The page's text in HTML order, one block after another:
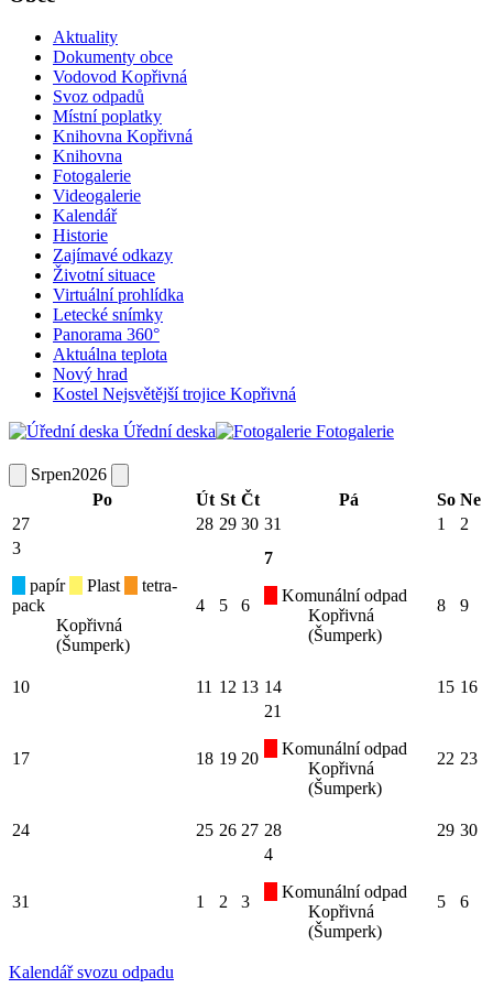
Aktuality
Dokumenty obce
Vodovod Kopřivná
Svoz odpadů
Místní poplatky
Knihovna Kopřivná
Knihovna
Fotogalerie
Videogalerie
Kalendář
Historie
Zajímavé odkazy
Životní situace
Virtuální prohlídka
Letecké snímky
Panorama 360°
Aktuálna teplota
Nový hrad
Kostel Nejsvětější trojice Kopřivná
Úřední deska
Fotogalerie
Srpen2026
Po
Út St Čt Pá So Ne
27
28 29 30 31 1
2
3
papír
Plast
tetra-
pack
Kopřivná
(Šumperk)
4 5 6
7
Komunální odpad
Kopřivná
(Šumperk)
8 9
10 11 12 13 14 15 16
17 18 19 20
21
Komunální odpad
Kopřivná
(Šumperk)
22 23
24 25 26 27 28 29 30
31 1 2 3
4
Komunální odpad
Kopřivná
(Šumperk)
5 6
Kalendář svozu odpadu